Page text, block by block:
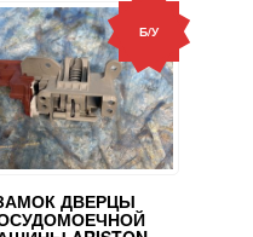
Б/У
ДВЕРЦЫ